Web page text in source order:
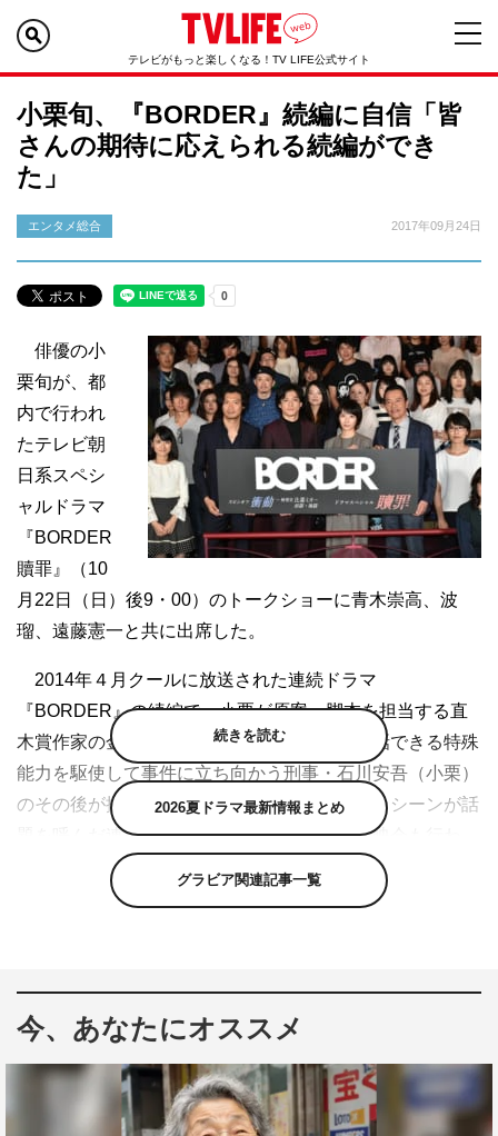
テレビがもっと楽しくなる！TV LIFE公式サイト
小栗旬、『BORDER』続編に自信「皆
さんの期待に応えられる続編ができ
た」
エンタメ総合 2017年09月24日
俳優の小
栗旬が、都
内で行われ
たテレビ朝
日系スペシ
ャルドラマ
『BORDER
贖罪』（10
月22日（日）後9・00）のトークショーに青木崇高、波
瑠、遠藤憲一と共に出席した。
2014年４月クールに放送された連続ドラマ
『BORDER』の続編で、小栗が原案・脚本を担当する直
木賞作家の金城一紀氏と再タッグ。死者と対話できる特殊
能力を駆使して事件に立ち向かう刑事・石川安吾（小栗）
のその後が描かれる。この日は衝撃的なラストシーンが話
題を呼んだ連続ドラマの最終話「越境」の上映会も行わ
れ、多くのファンが集まった。
ばいけないと考えると、なかなか“よし、やるぞ！”という
感じはなれませんでした」と明かした。
そんな小栗の上司役の遠藤は「旬君がまだ19歳のときに
続きを読む
2026夏ドラマ最新情報まとめ
グラビア関連記事一覧
今、あなたにオススメ